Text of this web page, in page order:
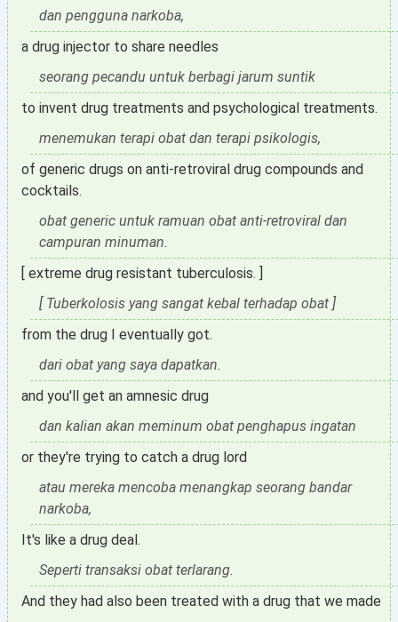
dan pengguna narkoba,
a drug injector to share needles
seorang pecandu untuk berbagi jarum suntik
to invent drug treatments and psychological treatments.
menemukan terapi obat dan terapi psikologis,
of generic drugs on anti-retroviral drug compounds and
cocktails.
obat generic untuk ramuan obat anti-retroviral dan
campuran minuman.
[ extreme drug resistant tuberculosis. ]
[ Tuberkolosis yang sangat kebal terhadap obat ]
from the drug I eventually got.
dari obat yang saya dapatkan.
and you'll get an amnesic drug
dan kalian akan meminum obat penghapus ingatan
or they're trying to catch a drug lord
atau mereka mencoba menangkap seorang bandar
narkoba,
It's like a drug deal.
Seperti transaksi obat terlarang.
And they had also been treated with a drug that we made